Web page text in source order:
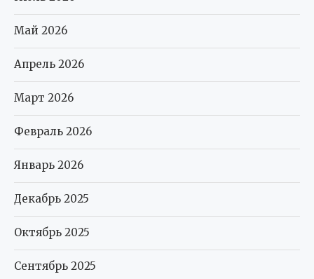
Май 2026
Апрель 2026
Март 2026
Февраль 2026
Январь 2026
Декабрь 2025
Октябрь 2025
Сентябрь 2025